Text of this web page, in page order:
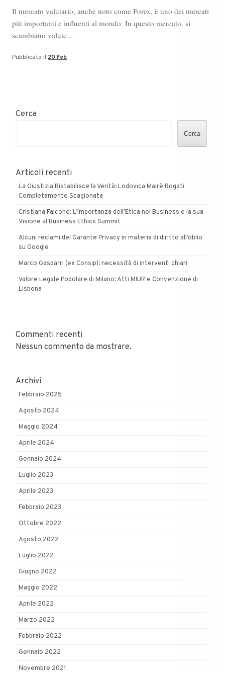
Il mercato valutario, anche noto come Forex, è uno dei mercati
più importanti e influenti al mondo. In questo mercato, si
scambiano valute…
Pubblicato il 20 Feb
Cerca
Cerca
Articoli recenti
La Giustizia Ristabilisce la Verità: Lodovica Mairè Rogati
Completamente Scagionata
Cristiana Falcone: L’Importanza dell’Etica nel Business e la sua
Visione al Business Ethics Summit
Alcuni reclami del Garante Privacy in materia di diritto all’oblio
su Google
Marco Gasparri (ex Consip): necessità di interventi chiari
Valore Legale Popolare di Milano: Atti MIUR e Convenzione di
Lisbona
Commenti recenti
Nessun commento da mostrare.
Archivi
Febbraio 2025
Agosto 2024
Maggio 2024
Aprile 2024
Gennaio 2024
Luglio 2023
Aprile 2023
Febbraio 2023
Ottobre 2022
Agosto 2022
Luglio 2022
Giugno 2022
Maggio 2022
Aprile 2022
Marzo 2022
Febbraio 2022
Gennaio 2022
Novembre 2021